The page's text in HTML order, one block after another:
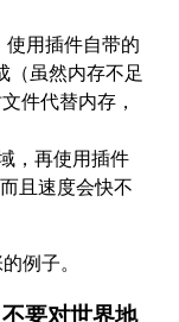
用插件自带的
（虽然内存不足
件代替内存，
，再使用插件
且速度会快不
例子。
要对世界地